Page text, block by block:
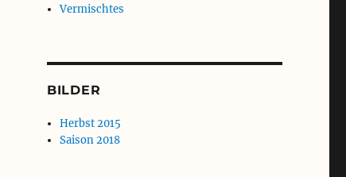
Vermischtes
BILDER
Herbst 2015
Saison 2018